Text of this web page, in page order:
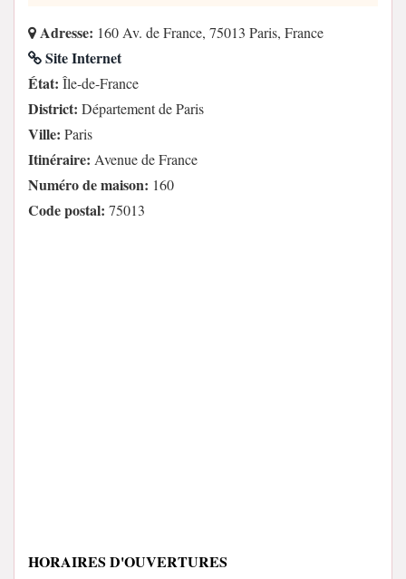
Adresse: 160 Av. de France, 75013 Paris, France
Site Internet
État: Île-de-France
District: Département de Paris
Ville: Paris
Itinéraire: Avenue de France
Numéro de maison: 160
Code postal: 75013
HORAIRES D'OUVERTURES